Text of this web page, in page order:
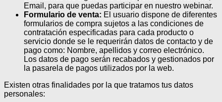
Email, para que puedas participar en nuestro webinar.
Formulario de venta: El usuario dispone de diferentes
formularios de compra sujetos a las condiciones de
contratación especificadas para cada producto o
servicio donde se le requerirán datos de contacto y de
pago como: Nombre, apellidos y correo electrónico.
Los datos de pago serán recabados y gestionados por
la pasarela de pagos utilizados por la web.
Existen otras finalidades por la que tratamos tus datos
personales: